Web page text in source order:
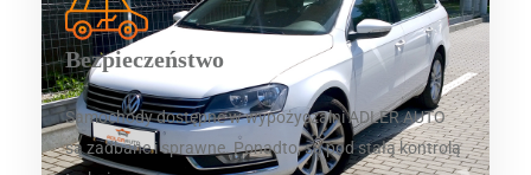
Bezpieczeństwo
Samochody dostępne w wypożyczalni ADLER AUTO
są zadbane i sprawne. Ponadto, są pod stałą kontrolą